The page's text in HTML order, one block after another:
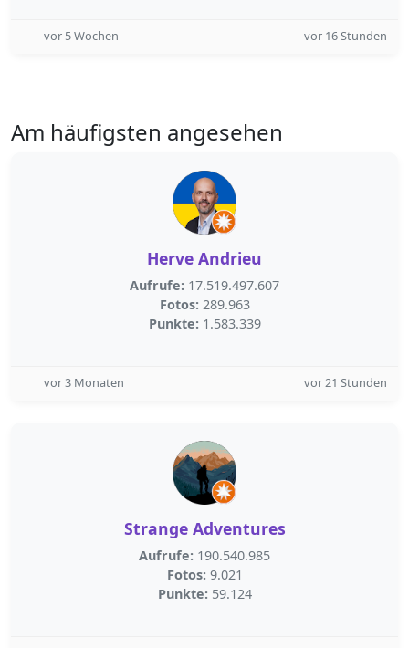
vor 5 Wochen vor 16 Stunden
Am häufigsten angesehen
Herve Andrieu
Aufrufe: 17.519.497.607
Fotos: 289.963
Punkte: 1.583.339
vor 3 Monaten vor 21 Stunden
Strange Adventures
Aufrufe: 190.540.985
Fotos: 9.021
Punkte: 59.124